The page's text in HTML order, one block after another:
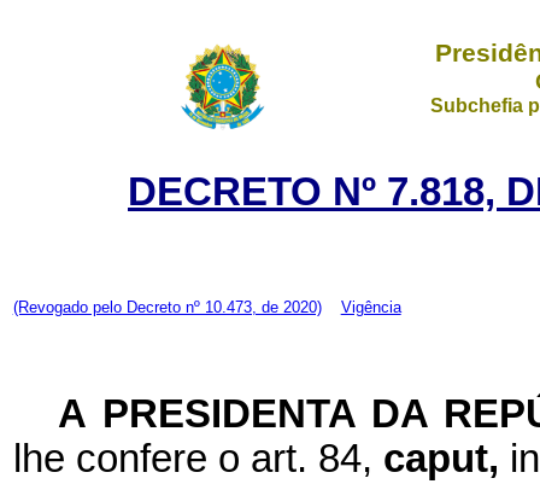
Subchefia
DECRETO Nº 7.818,
(Revogado pelo Decreto nº 10.473, de 2020) Vigência
A PRESIDENTA DA
lhe confere o art. 84, caput,